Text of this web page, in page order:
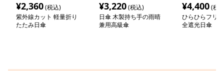
¥2,360(税込)
紫外線カット 軽量折り
たたみ日傘
¥3,220(税込)
日傘 木製持ち手の雨晴
兼用高級傘
¥4,400(税
ひらひらフリ
全遮光日傘